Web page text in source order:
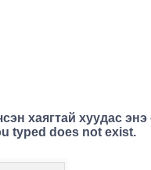
хаягтай хуудас
typed does not exist.